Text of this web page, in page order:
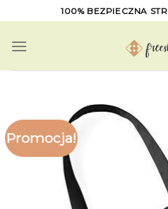
to
content
100% BEZPIECZNA
Promocja!